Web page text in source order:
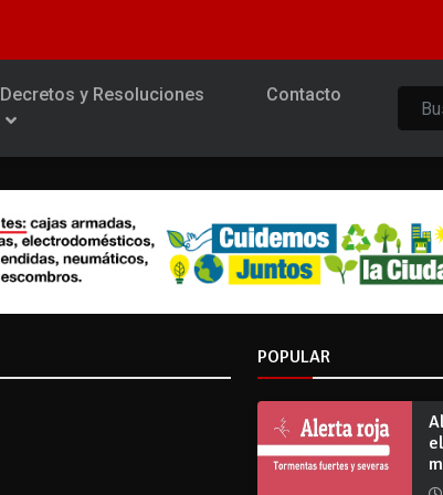
Decretos y Resoluciones Contacto
POPULAR